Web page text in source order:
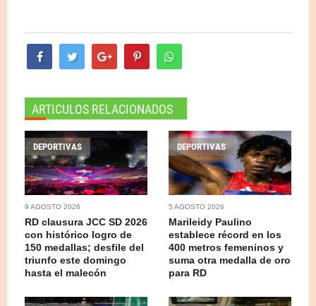
ARTICULOS RELACIONADOS
DEPORTIVAS
9 AGOSTO 2026
RD clausura JCC SD 2026
con histórico logro de
150 medallas; desfile del
triunfo este domingo
hasta el malecón
DEPORTIVAS
5 AGOSTO 2026
Marileidy Paulino
establece récord en los
400 metros femeninos y
suma otra medalla de oro
para RD